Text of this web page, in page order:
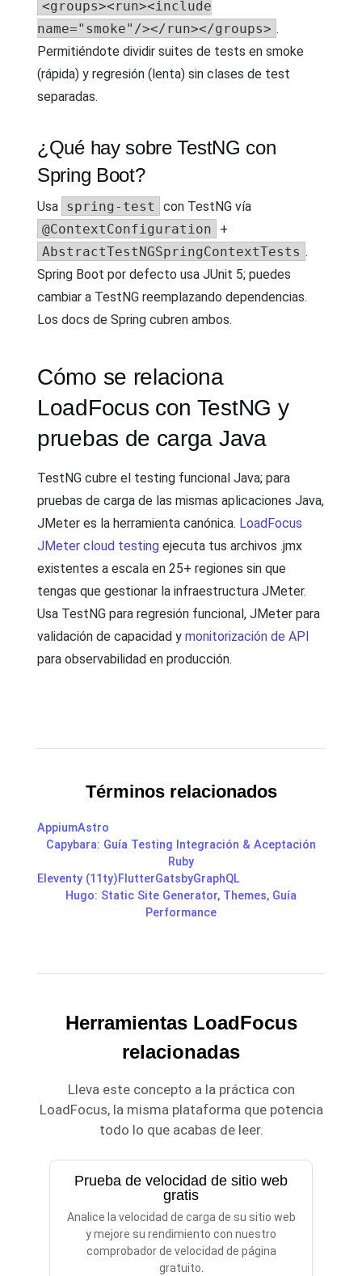
<groups><run><include
name="smoke"/></run></groups> .
Permitiéndote dividir suites de tests en smoke
(rápida) y regresión (lenta) sin clases de test
separadas.
¿Qué hay sobre TestNG con
Spring Boot?
Usa spring-test
con TestNG vía
@ContextConfiguration
+
AbstractTestNGSpringContextTests .
Spring Boot por defecto usa JUnit 5; puedes
cambiar a TestNG reemplazando dependencias.
Los docs de Spring cubren ambos.
Cómo se relaciona
LoadFocus con TestNG y
pruebas de carga Java
TestNG cubre el testing funcional Java; para
pruebas de carga de las mismas aplicaciones Java,
JMeter es la herramienta canónica. LoadFocus
JMeter cloud testing ejecuta tus archivos .jmx
existentes a escala en 25+ regiones sin que
tengas que gestionar la infraestructura JMeter.
Usa TestNG para regresión funcional, JMeter para
validación de capacidad y monitorización de API
para observabilidad en producción.
Términos relacionados
AppiumAstro
Capybara: Guía Testing Integración & Aceptación
Ruby
Eleventy (11ty)FlutterGatsbyGraphQL
Hugo: Static Site Generator, Themes, Guía
Performance
Herramientas LoadFocus
relacionadas
Lleva este concepto a la práctica con
LoadFocus, la misma plataforma que potencia
todo lo que acabas de leer.
Prueba de velocidad de sitio web
gratis
Analice la velocidad de carga de su sitio web
y mejore su rendimiento con nuestro
comprobador de velocidad de página
gratuito.